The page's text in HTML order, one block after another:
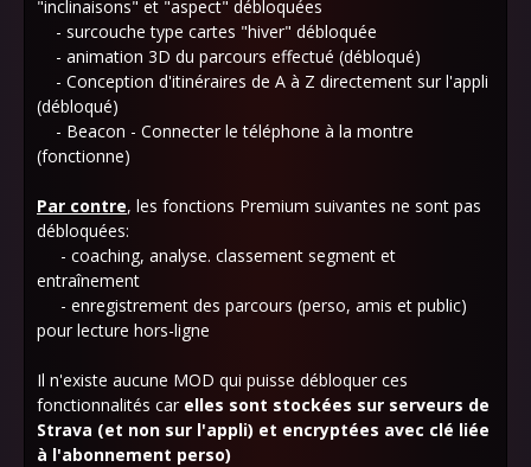
"inclinaisons" et "aspect" débloquées
- surcouche type cartes "hiver" débloquée
- animation 3D du parcours effectué (débloqué)
- Conception d'itinéraires de A à Z directement sur l'appli
(débloqué)
- Beacon - Connecter le téléphone à la montre
(fonctionne)
Par contre, les fonctions Premium suivantes ne sont pas
débloquées:
- coaching, analyse. classement segment et
entraînement
- enregistrement des parcours (perso, amis et public)
pour lecture hors-ligne
Il n'existe aucune MOD qui puisse débloquer ces
fonctionnalités car elles sont stockées sur serveurs de
Strava (et non sur l'appli) et encryptées avec clé liée
à l'abonnement perso)